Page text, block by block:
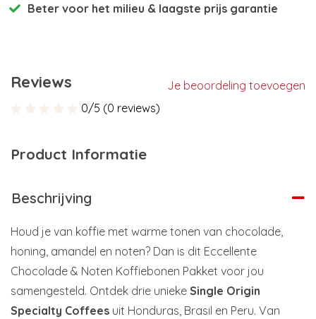
Beter voor het milieu & laagste prijs garantie
Reviews
Je beoordeling toevoegen
0/5 (0 reviews)
Product Informatie
Beschrijving
Houd je van koffie met warme tonen van chocolade,
honing, amandel en noten? Dan is dit Eccellente
Chocolade & Noten Koffiebonen Pakket voor jou
samengesteld. Ontdek drie unieke Single Origin
Specialty Coffees uit Honduras, Brasil en Peru. Van